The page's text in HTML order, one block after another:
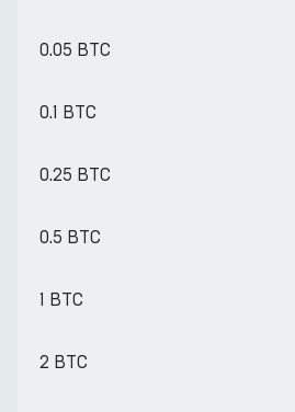
0.05 BTC
0.1 BTC
0.25 BTC
0.5 BTC
1 BTC
2 BTC